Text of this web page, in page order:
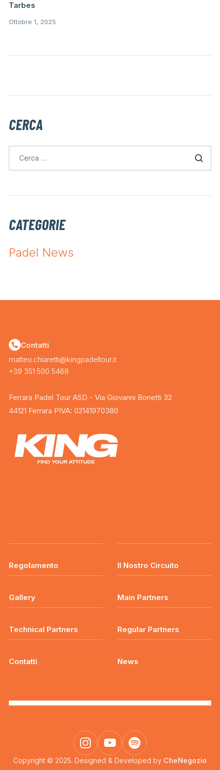
Tarbes
Ottobre 1, 2025
CERCA
CATEGORIE
Padel News
Contatti
matteo.chiaretti@kingpadeltour.it
+39 351 500 5468
Ferrara Padel Tour ASD - Via Giovanni Bonetti 32
44121 Ferrara PIVA: 02141970380
Regolamento Il Nostro Circuito
Gallery Main Partners
Technical Partners Regular Partners
Contatti News
Copyright © 2025. Designed & Developed by CheNegozio